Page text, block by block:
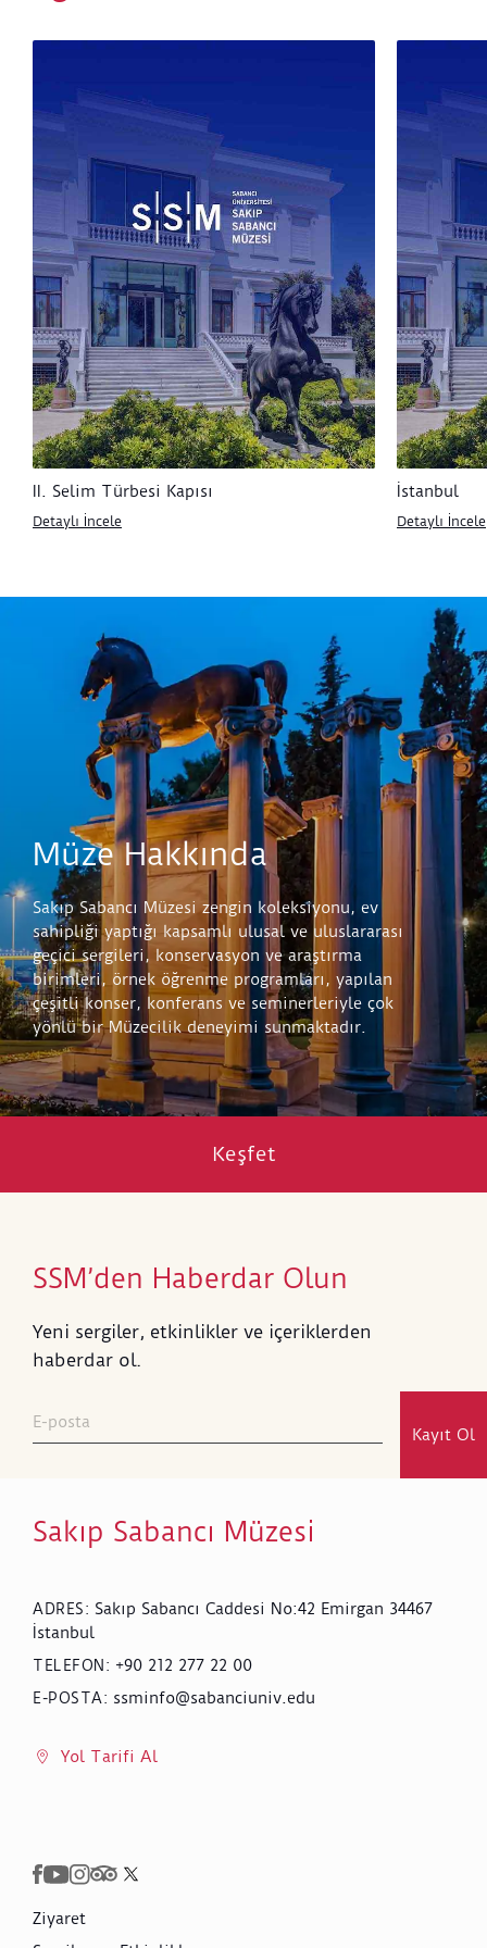
II. Selim Türbesi Kapısı
Detaylı İncele
İstanbul
Detaylı İncele
Müze Hakkında
Sakıp Sabancı Müzesi zengin koleksiyonu, ev
sahipliği yaptığı kapsamlı ulusal ve uluslararası
geçici sergileri, konservasyon ve araştırma
birimleri, örnek öğrenme programları, yapılan
çeşitli konser, konferans ve seminerleriyle çok
yönlü bir Müzecilik deneyimi sunmaktadır.
Keşfet
SSM’den Haberdar Olun
Yeni sergiler, etkinlikler ve içeriklerden
haberdar ol.
Kayıt Ol
Sakıp Sabancı Müzesi
ADRES: Sakıp Sabancı Caddesi No:42 Emirgan 34467
İstanbul
TELEFON : +90 212 277 22 00
E-POSTA: ssminfo@sabanciuniv.edu
Yol Tarifi Al
Ziyaret